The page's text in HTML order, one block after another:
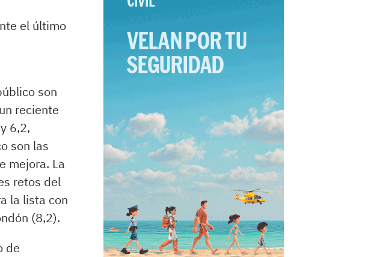
el último
son
reciente
6,2,
son las
mejora. La
retos del
la lista con
(8,2).
de